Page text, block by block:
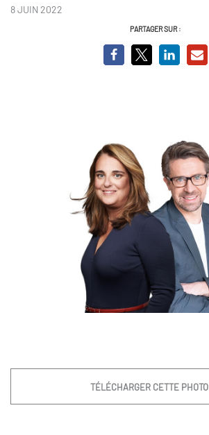
8 JUIN 2022
PARTAGER SUR :
TÉLÉCHARGER CETTE PHOTO